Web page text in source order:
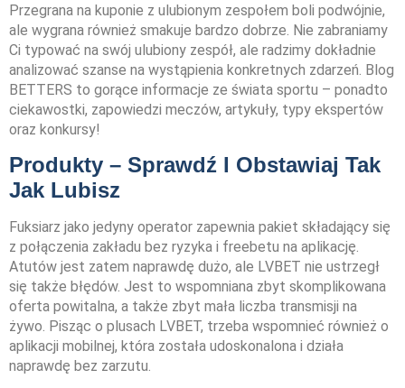
Przegrana na kuponie z ulubionym zespołem boli podwójnie,
ale wygrana również smakuje bardzo dobrze. Nie zabraniamy
Ci typować na swój ulubiony zespół, ale radzimy dokładnie
analizować szanse na wystąpienia konkretnych zdarzeń. Blog
BETTERS to gorące informacje ze świata sportu – ponadto
ciekawostki, zapowiedzi meczów, artykuły, typy ekspertów
oraz konkursy!
Produkty – Sprawdź I Obstawiaj Tak
Jak Lubisz
Fuksiarz jako jedyny operator zapewnia pakiet składający się
z połączenia zakładu bez ryzyka i freebetu na aplikację.
Atutów jest zatem naprawdę dużo, ale LVBET nie ustrzegł
się także błędów. Jest to wspomniana zbyt skomplikowana
oferta powitalna, a także zbyt mała liczba transmisji na
żywo. Pisząc o plusach LVBET, trzeba wspomnieć również o
aplikacji mobilnej, która została udoskonalona i działa
naprawdę bez zarzutu.